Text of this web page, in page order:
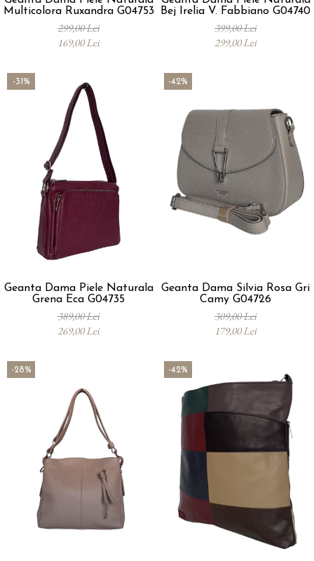
Multicolora Ruxandra G04753
299,00 Lei
169,00 Lei
Bej Irelia V. Fabbiano G04740
399,00 Lei
299,00 Lei
-31%
Geanta Dama Piele Naturala
Grena Eca G04735
389,00 Lei
269,00 Lei
-42%
Geanta Dama Silvia Rosa Gri
Camy G04726
309,00 Lei
179,00 Lei
-28% -42%